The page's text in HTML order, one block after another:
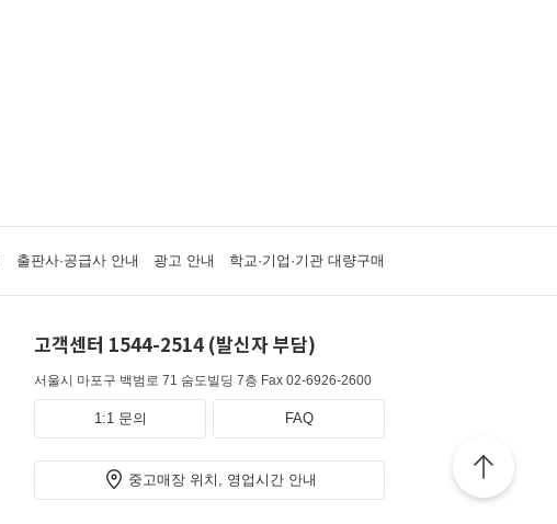
출판사·공급사 안내 광고 안내 학교·기업·기관 대량구매
고객센터 1544-2514 (발신자 부담)
서울시 마포구 백범로 71 숨도빌딩 7층 Fax 02-6926-2600
1:1 문의 FAQ
중고매장 위치, 영업시간 안내